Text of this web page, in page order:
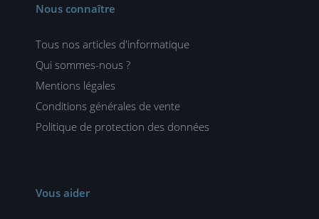
Nous connaître
Tous nos articles d'informatique
Qui sommes-nous ?
Mentions légales
Conditions générales de vente
Politique de protection des données
Vous aider